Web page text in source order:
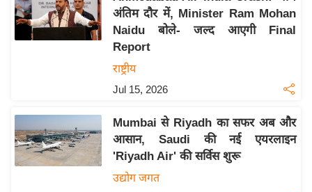
ष्ट्री
स
उ
द्यो
ग
अंतिम दौर में, Minister Ram Mohan
Naidu बोले- जल्द आएगी Final
Report
राष्ट्रीय
Jul 15, 2026
Mumbai से Riyadh का सफर अब और
आसान, Saudi की नई एयरलाइन
'Riyadh Air' की सर्विस शुरू
उद्योग जगत